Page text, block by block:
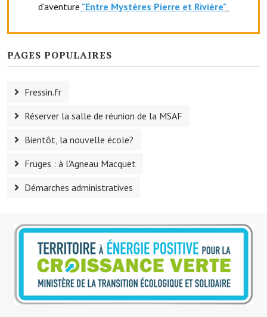
Le sport au foyer rural
Les foulées Fressinoises
Fêtes et manifestations
Le calendrier annuel
Liste et coordonnées des associations
TOURISME, PATRIMOINE
Fressin, ville d'histoire
L'église
Les panneaux du patrimoine
Le château
d'aventure "Entre Mystères Pierre et Rivière"
PAGES POPULAIRES
Fressin.fr
Réserver la salle de réunion de la MSAF
Bientôt, la nouvelle école?
Fruges : à l'Agneau Macquet
Démarches administratives